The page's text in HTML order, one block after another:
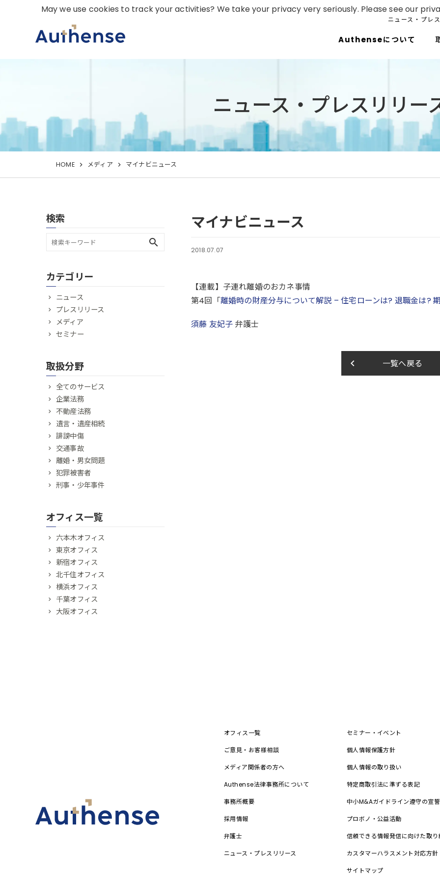
ニュース・プレ
Authenseについて
ニュース・プレスリリー
HOME メディア マイナビニュース
マイナビニュース
2018.07.07
【連載】子連れ離婚のおカネ事情
第4回「離婚時の財産分与について解説 – 住宅ローンは? 退職金は?
須藤 友妃子 弁護士
一覧へ戻る
keyboard_arrow_left
検索
search
カテゴリー
ニュース
プレスリリース
メディア
セミナー
取扱分野
全てのサービス
企業法務
不動産法務
遺言・遺産相続
誹謗中傷
交通事故
離婚・男女問題
犯罪被害者
刑事・少年事件
オフィス一覧
六本木オフィス
東京オフィス
新宿オフィス
北千住オフィス
横浜オフィス
千葉オフィス
大阪オフィス
オフィス一覧
ご意見・お客様相談
メディア関係者の方へ
Authense法律事務所について
事務所概要
採用情報
弁護士
ニュース・プレスリリース
セミナー・イベント
個人情報保護方針
個人情報の取り扱い
特定商取引法に準ずる表記
中小M&Aガイドライン遵守の宣誓
プロボノ・公益活動
信頼できる情報発信に向けた取り
カスタマーハラスメント対応方針
サイトマップ
May we use cookies to track your activities? We take your privacy very seriously. Please see our